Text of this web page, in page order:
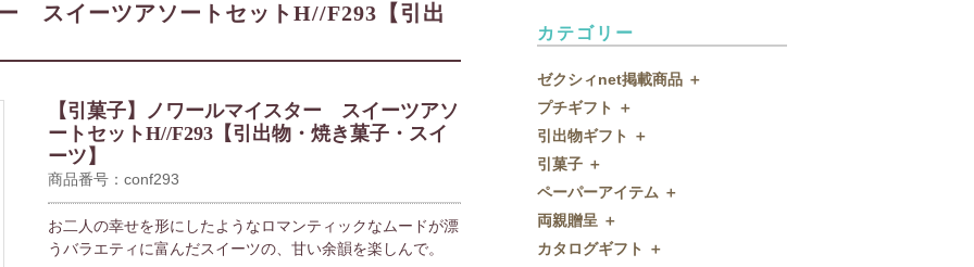
スイーツアソートセットH//F293【引出
【引菓子】ノワールマイスター スイーツアソ
ートセットH//F293【引出物・焼き菓子・スイ
ーツ】
商品番号：conf293
お二人の幸せを形にしたようなロマンティックなムードが漂
うバラエティに富んだスイーツの、甘い余韻を楽しんで。
カテゴリー
ゼクシィnet掲載商品 ＋
ゼクシィnet掲載商品
プチギフト ＋
プチギフト
ウェルカムプチギフト
アメニティ
キャンディー・金平糖
クッキー
引出物ギフト ＋
引出物ギフト
グラス
タオル・石鹸・名披露目
ディズニーギフト
引菓子 ＋
引菓子
バウムクーヘン
洋菓子
ペーパーアイテム ＋
ペーパーアイテム
招待状
両親贈呈 ＋
両親贈呈
カタログギフト ＋